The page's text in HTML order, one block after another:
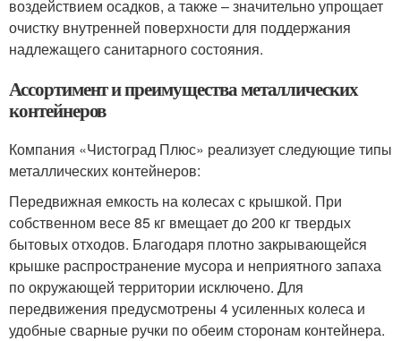
воздействием осадков, а также – значительно упрощает
очистку внутренней поверхности для поддержания
надлежащего санитарного состояния.
Ассортимент и преимущества металлических
контейнеров
Компания «Чистоград Плюс» реализует следующие типы
металлических контейнеров:
Передвижная емкость на колесах с крышкой. При
собственном весе 85 кг вмещает до 200 кг твердых
бытовых отходов. Благодаря плотно закрывающейся
крышке распространение мусора и неприятного запаха
по окружающей территории исключено. Для
передвижения предусмотрены 4 усиленных колеса и
удобные сварные ручки по обеим сторонам контейнера.